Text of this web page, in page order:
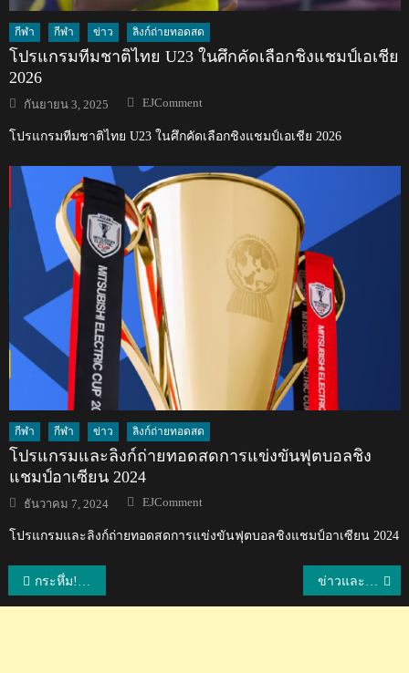
กีฬา กีฬา ข่าว ลิงก์ถ่ายทอดสด
โปรแกรมทีมชาติไทย U23 ในศึกคัดเลือกชิงแชมป์เอเชีย
2026
Posted
on
กันยายน 3, 2025 Author
EJComment
โปรแกรมทีมชาติไทย U23 ในศึกคัดเลือกชิงแชมป์เอเชีย 2026
กีฬา กีฬา ข่าว ลิงก์ถ่ายทอดสด
โปรแกรมและลิงก์ถ่ายทอดสดการแข่งขันฟุตบอลชิง
แชมป์อาเซียน 2024
Posted
on
ธันวาคม 7, 2024 Author
EJComment
โปรแกรมและลิงก์ถ่ายทอดสดการแข่งขันฟุตบอลชิงแชมป์อาเซียน 2024
แนะแนว
กระหึ่ม!! น้องพลอยคว้าแชมป์ปิงปองยุวชนโลกรุ่น 13 ปี ที่ฝรั่งเศส ข่าวและคอมเมนต์หลังคณะกรรมการโอลิมปิกอเมริการับรองสหพันธ์มวยไทยในอเมริกา เพื่อปูทางสู่โอลิมปิกส์ 2028